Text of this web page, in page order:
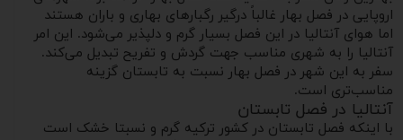
اروپایی در فصل بهار غالباً درگیر رگبار‌های بهاری و باران هستند
اما هوای آنتالیا در این فصل بسیار گرم و دلپذیر می‌شود. این امر
آنتالیا را به شهری مناسب جهت گردش و تفریح تبدیل می‌کند.
سفر به این شهر در فصل بهار نسبت به تابستان گزینه
مناسب‌تری است.
آنتالیا در فصل تابستان
با اینکه فصل تابستان در کشور ترکیه گرم و نسبتا خشک است